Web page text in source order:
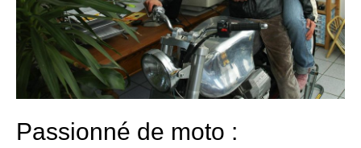
Passionné de moto :
l’amour
sur
une
moto ?
Quelles
positions